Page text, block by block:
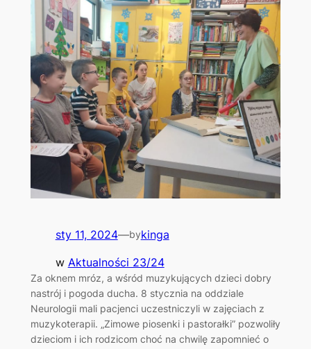
sty 11, 2024—bykinga
w Aktualności 23/24
Za oknem mróz, a wśród muzykujących dzieci dobry
nastrój i pogoda ducha. 8 stycznia na oddziale
Neurologii mali pacjenci uczestniczyli w zajęciach z
muzykoterapii. „Zimowe piosenki i pastorałki” pozwoliły
dzieciom i ich rodzicom choć na chwilę zapomnieć o